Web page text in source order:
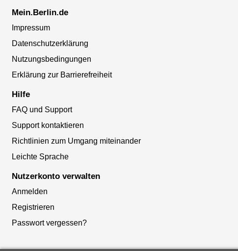
Mein.Berlin.de
Impressum
Datenschutzerklärung
Nutzungsbedingungen
Erklärung zur Barrierefreiheit
Hilfe
FAQ und Support
Support kontaktieren
Richtlinien zum Umgang miteinander
Leichte Sprache
Nutzerkonto verwalten
Anmelden
Registrieren
Passwort vergessen?